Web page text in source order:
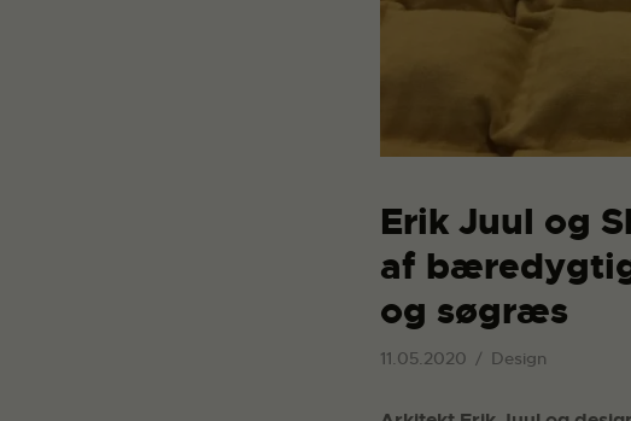
Erik Juul og
af
og søgræs
11.05.2020 Design